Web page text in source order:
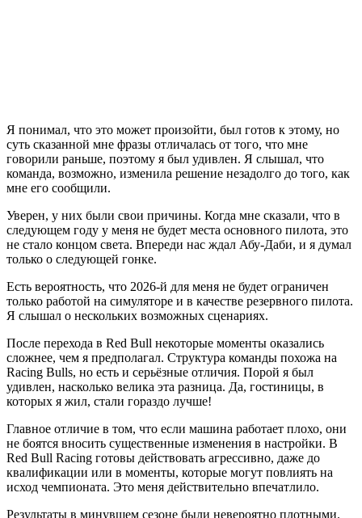
Я понимал, что это может произойти, был готов к этому, но
суть сказанной мне фразы отличалась от того, что мне
говорили раньше, поэтому я был удивлен. Я слышал, что
команда, возможно, изменила решение незадолго до того, как
мне его сообщили.
Уверен, у них были свои причины. Когда мне сказали, что в
следующем году у меня не будет места основного пилота, это
не стало концом света. Впереди нас ждал Абу-Даби, и я думал
только о следующей гонке.
Есть вероятность, что 2026-й для меня не будет ограничен
только работой на симуляторе и в качестве резервного пилота.
Я слышал о нескольких возможных сценариях.
После перехода в Red Bull некоторые моменты оказались
сложнее, чем я предполагал. Структура команды похожа на
Racing Bulls, но есть и серьёзные отличия. Порой я был
удивлен, насколько велика эта разница. Да, гостиницы, в
которых я жил, стали гораздо лучше!
Главное отличие в том, что если машина работает плохо, они
не боятся вносить существенные изменения в настройки. В
Red Bull Racing готовы действовать агрессивно, даже до
квалификации или в моменты, которые могут повлиять на
исход чемпионата. Это меня действительно впечатлило.
Результаты в минувшем сезоне были невероятно плотными.